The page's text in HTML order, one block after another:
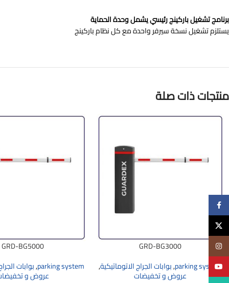
برنامج تشغيل باركينج رئيسي يشمل وحدة الحماية
يستلزم تشغيل نسخة سيرفر واحدة مع كل نظام باركينج
منتجات ذات صلة
GRD-BG3000
parking system
,بوابات الجراج الاتوماتيكية,
عروض و تخفيضات
GRD-BG5000
parking system
,بوابات
عروض و
Instagram
YouTube